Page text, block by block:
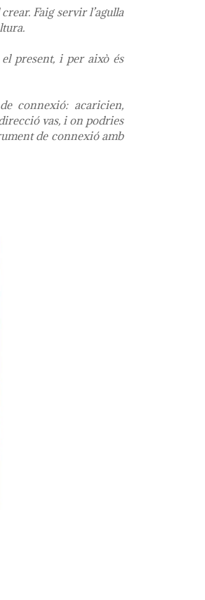
Faig servir l’agulla
present, i per això és
connexió: acaricien,
vas, i on podries
de connexió amb